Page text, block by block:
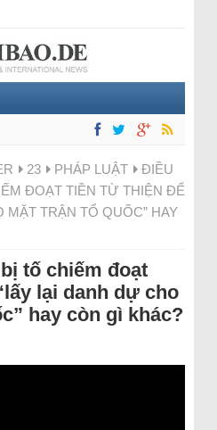
23 PHÁP LUẬT
ĐIỀU
ĐOẠT TIỀN TỪ THIỆN ĐỂ
MẶT TRẬN TỔ QUỐC” HAY
tố chiếm đoạt
lại danh dự cho
hay còn gì khác?